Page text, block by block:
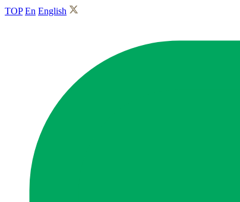
TOP En English